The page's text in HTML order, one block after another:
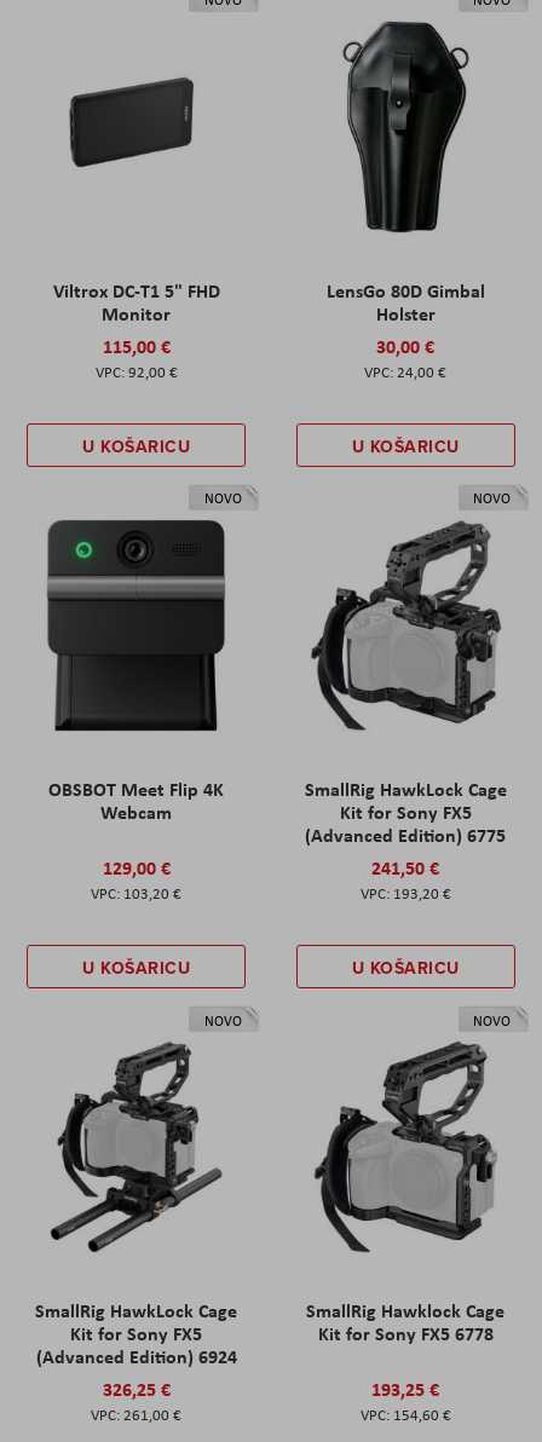
Viltrox DC-T1 5" FHD
Monitor
115,00 €
92,00 €
U KOŠARICU
LensGo 80D Gimbal
Holster
30,00 €
24,00 €
U KOŠARICU
NOVO
OBSBOT Meet Flip 4K
Webcam
129,00 €
103,20 €
U KOŠARICU
NOVO
SmallRig HawkLock Cage
Kit for Sony FX5
(Advanced Edition) 6775
241,50 €
193,20 €
U KOŠARICU
NOVO
SmallRig HawkLock Cage
Kit for Sony FX5
(Advanced Edition) 6924
326,25 €
261,00 €
NOVO
SmallRig Hawklock Cage
Kit for Sony FX5 6778
193,25 €
154,60 €